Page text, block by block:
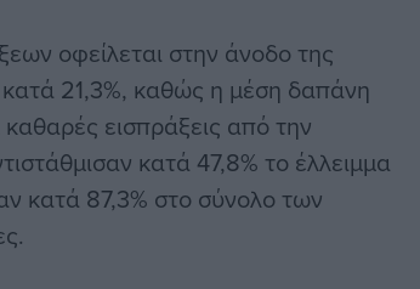
οφείλεται στην άνοδο της
κατά 21,3%, καθώς η μέση δαπάνη
εισπράξεις από την
κατά 47,8% το έλλειμμα
κατά 87,3% στο σύνολο των